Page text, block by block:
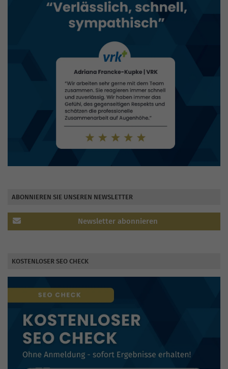
ABONNIEREN SIE UNSEREN NEWSLETTER
Newsletter abonnieren
KOSTENLOSER SEO CHECK